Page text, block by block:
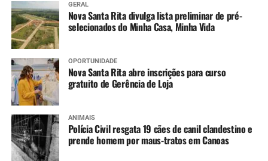
GERAL
Nova Santa Rita divulga lista preliminar de pré-
selecionados do Minha Casa, Minha Vida
OPORTUNIDADE
Nova Santa Rita abre inscrições para curso
gratuito de Gerência de Loja
ANIMAIS
Polícia Civil resgata 19 cães de canil clandestino e
prende homem por maus-tratos em Canoas